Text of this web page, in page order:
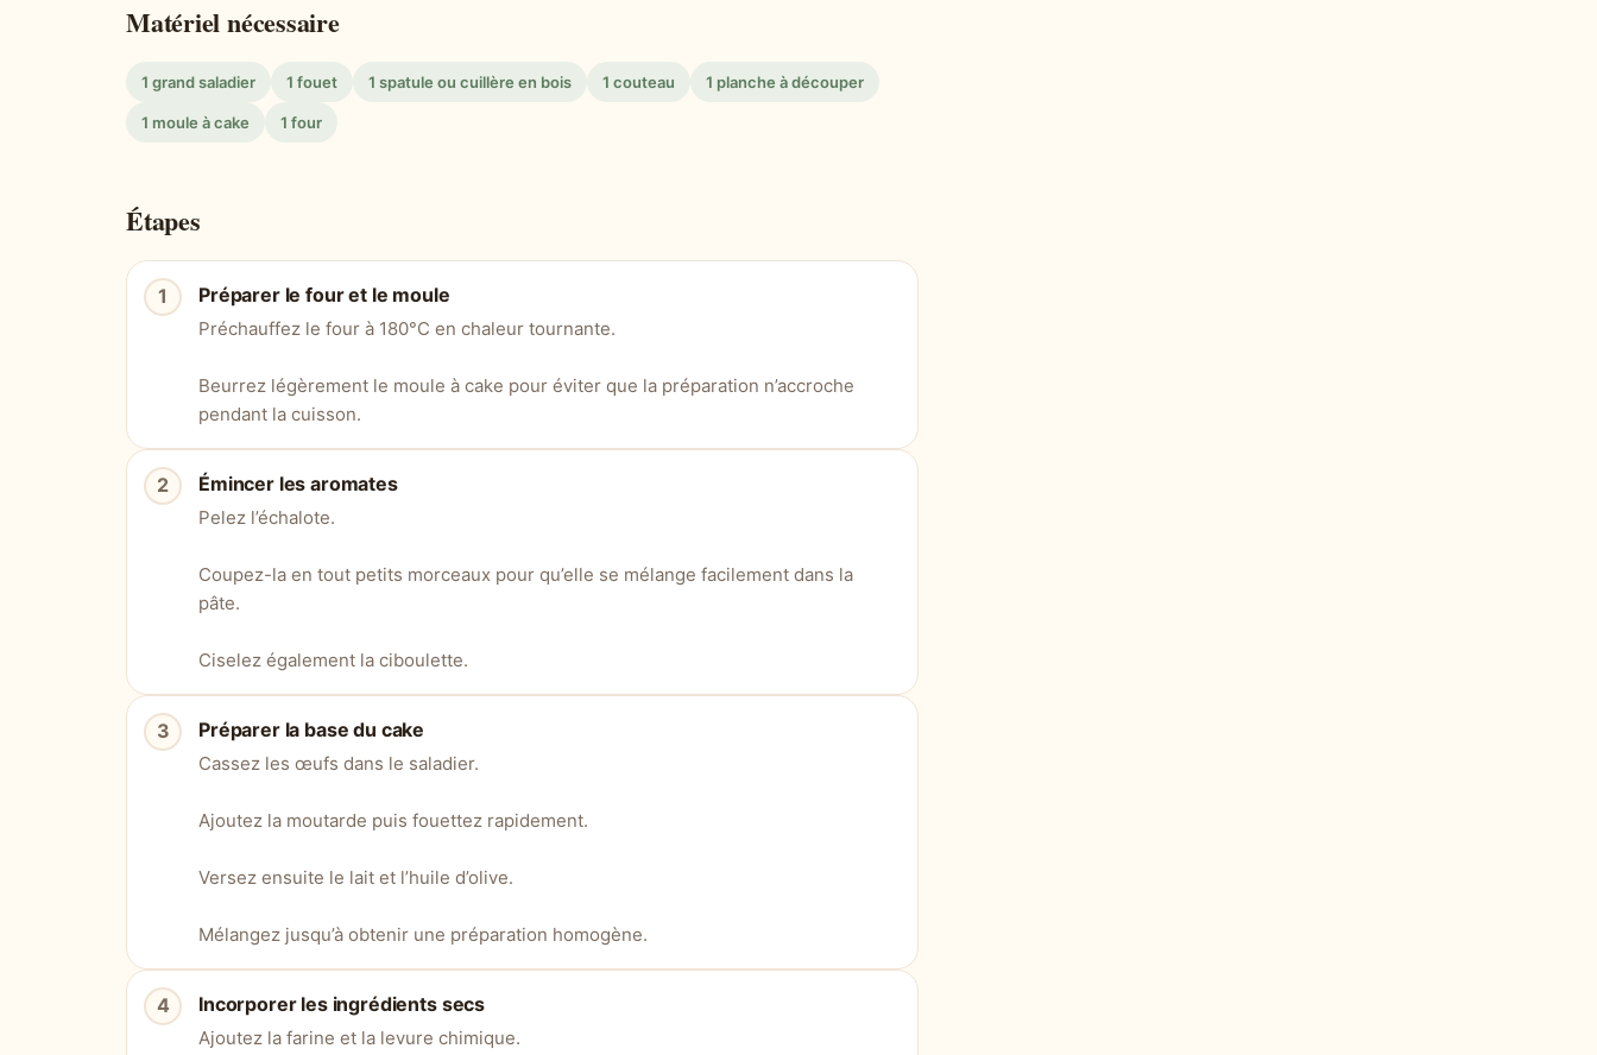
Matériel nécessaire
1 grand saladier 1 fouet 1 spatule ou cuillère en bois 1 couteau 1 planche à découper
1 moule à cake 1 four
Étapes
Préparer le four et le moule
Préchauffez le four à 180°C en chaleur tournante.
Beurrez légèrement le moule à cake pour éviter que la préparation n’accroche
pendant la cuisson.
Émincer les aromates
Pelez l’échalote.
Coupez-la en tout petits morceaux pour qu’elle se mélange facilement dans la
pâte.
Ciselez également la ciboulette.
Préparer la base du cake
Cassez les œufs dans le saladier.
Ajoutez la moutarde puis fouettez rapidement.
Versez ensuite le lait et l’huile d’olive.
Mélangez jusqu’à obtenir une préparation homogène.
Incorporer les ingrédients secs
Ajoutez la farine et la levure chimique.